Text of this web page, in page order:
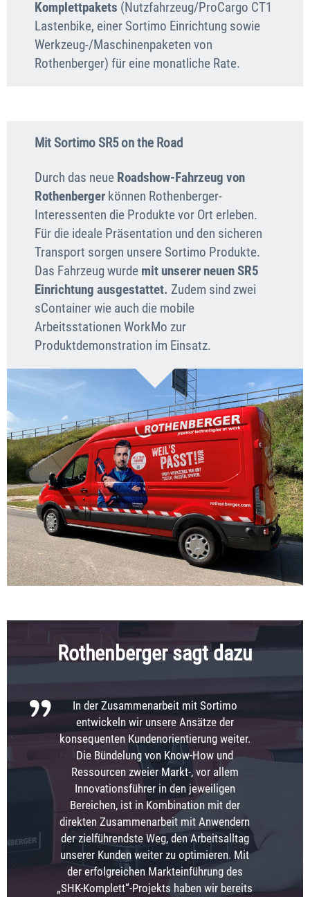
Komplettpakets (Nutzfahrzeug/ProCargo CT1
Lastenbike, einer Sortimo Einrichtung sowie
Werkzeug-/Maschinenpaketen von
Rothenberger) für eine monatliche Rate.
Mit Sortimo SR5 on the Road
Durch das neue Roadshow-Fahrzeug von
Rothenberger können Rothenberger-
Interessenten die Produkte vor Ort erleben.
Für die ideale Präsentation und den sicheren
Transport sorgen unsere Sortimo Produkte.
Das Fahrzeug wurde mit unserer neuen SR5
Einrichtung ausgestattet. Zudem sind zwei
sContainer wie auch die mobile
Arbeitsstationen WorkMo zur
Produktdemonstration im Einsatz.
Rothenberger sagt dazu
In der Zusammenarbeit mit Sortimo
entwickeln wir unsere Ansätze der
konsequenten Kundenorientierung weiter.
Die Bündelung von Know-How und
Ressourcen zweier Markt-, vor allem
Innovationsführer in den jeweiligen
Bereichen, ist in Kombination mit der
direkten Zusammenarbeit mit Anwendern
der zielführendste Weg, den Arbeitsalltag
unserer Kunden weiter zu optimieren. Mit
der erfolgreichen Markteinführung des
„SHK-Komplett“-Projekts haben wir bereits